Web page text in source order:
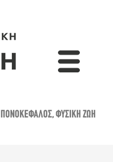
ΠΟΝΟΚΈΦΑΛΟΣ,ΦΥΣΙΚΉ ΖΩΉ